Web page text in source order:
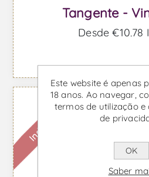
Tangente -
Desde €10,78
Indisponível
Este website é apenas
18 anos. Ao navegar,
termos de utilização
de
OK
Saber